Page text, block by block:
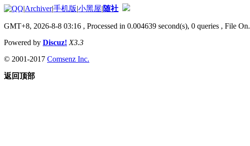
|Archiver|手机版|小黑屋|随社
GMT+8, 2026-8-8 03:16 , Processed in 0.004639 second(s), 0 queries , File On.
Powered by Discuz! X3.3
© 2001-2017 Comsenz Inc.
返回顶部